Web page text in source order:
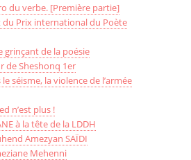
du verbe. [Première partie]
du Prix international du Poète
grinçant de la poésie
de Sheshonq 1er
séisme, la violence de l’armée
n’est plus !
à la tête de la LDDH
Amezyan SAÏDI
Mehenni